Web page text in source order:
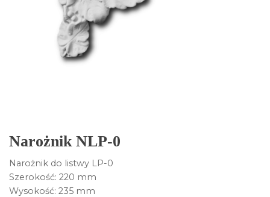
Narożnik NLP-0
Narożnik do listwy LP-0
Szerokość: 220 mm
Wysokość: 235 mm